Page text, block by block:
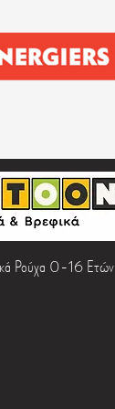
Ρούχα 0-16 Ετών